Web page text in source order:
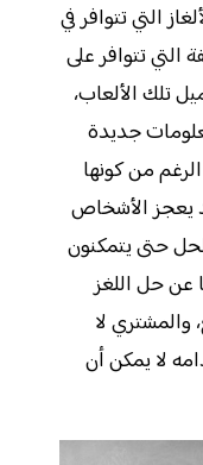
التي تتوافر في
التي تتوافر على
تلك الألعاب،
جديدة
من كونها
يعجز الأشخاص
حتى يتمكنون
عن حل اللغز
لا
لا يمكن أن